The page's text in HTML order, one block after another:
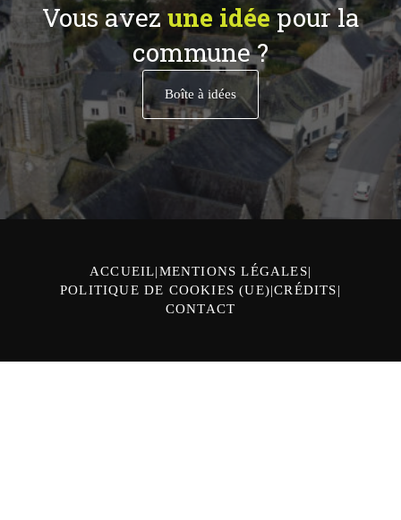
Vous avezune idéepour la
commune ?
Boîte à idées
ACCUEIL MENTIONS LÉGALES
POLITIQUE DE COOKIES (UE) CRÉDITS
CONTACT